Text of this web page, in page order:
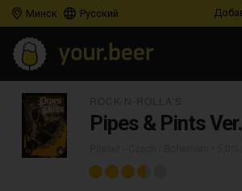
Минск Русский
Pipes & Pints